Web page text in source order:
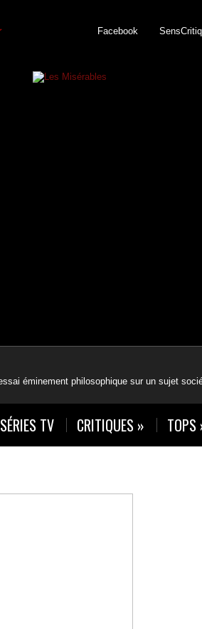
Facebook
éminement philosophique sur un sujet
SÉRIES TV CRITIQUES » TOPS